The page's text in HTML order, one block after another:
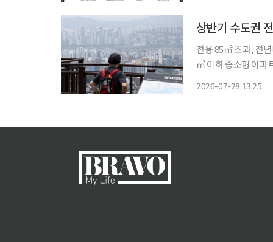
상반기 수도권
전용 85㎡ 초과, 전년비 30% 감소 수도권 분양시장에
㎡ 이하 중소형 아파트에 집중
2026-07-28 13:25